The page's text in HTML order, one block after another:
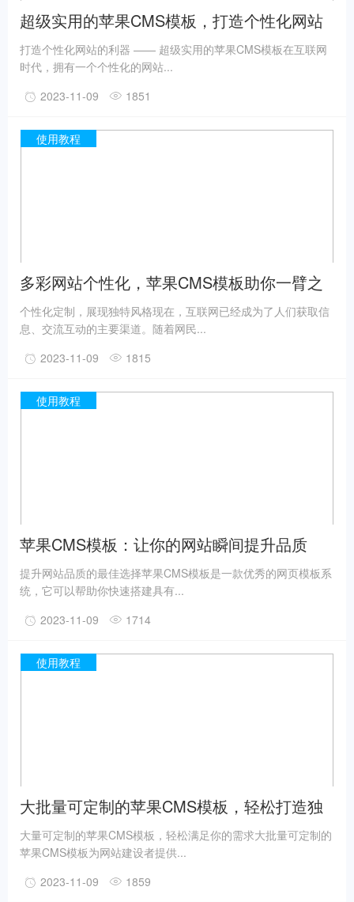
超级实用的苹果CMS模板，打造个性化网站
打造个性化网站的利器 —— 超级实用的苹果CMS模板在互联网
时代，拥有一个个性化的网站...
2023-11-09
1851
使用教程
多彩网站个性化，苹果CMS模板助你一臂之
力
个性化定制，展现独特风格现在，互联网已经成为了人们获取信
息、交流互动的主要渠道。随着网民...
2023-11-09
1815
使用教程
苹果CMS模板：让你的网站瞬间提升品质
提升网站品质的最佳选择苹果CMS模板是一款优秀的网页模板系
统，它可以帮助你快速搭建具有...
2023-11-09
1714
使用教程
大批量可定制的苹果CMS模板，轻松打造独
一无二的网站
大量可定制的苹果CMS模板，轻松满足你的需求大批量可定制的
苹果CMS模板为网站建设者提供...
2023-11-09
1859